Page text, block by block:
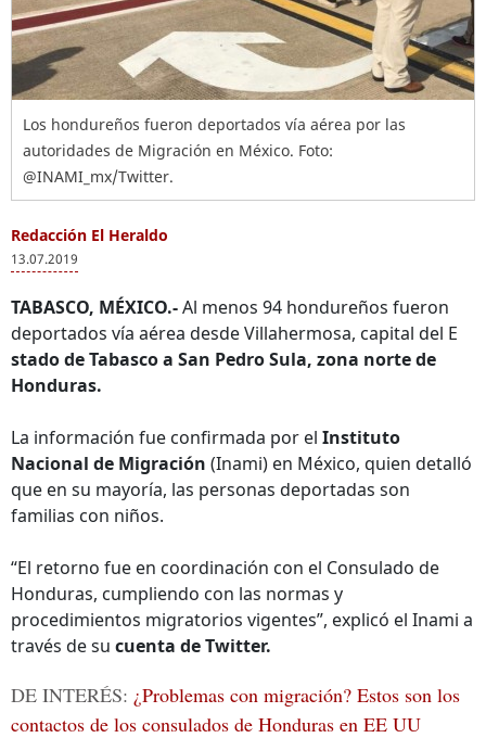
Los hondureños fueron deportados vía aérea por las
autoridades de Migración en México. Foto:
@INAMI_mx/Twitter.
Redacción El Heraldo
13.07.2019
TABASCO, MÉXICO.-Al menos 94 hondureños fueron
deportados vía aérea desde Villahermosa, capital del E
stado de Tabasco a San Pedro Sula, zona norte de
Honduras.
La información fue confirmada por el Instituto
Nacional de Migración (Inami) en México, quien detalló
que en su mayoría, las personas deportadas son
familias con niños.
“El retorno fue en coordinación con el Consulado de
Honduras, cumpliendo con las normas y
procedimientos migratorios vigentes”, explicó el Inami a
través de su cuenta de Twitter.
DE INTERÉS: ¿Problemas con migración? Estos son los
contactos de los consulados de Honduras en EE UU